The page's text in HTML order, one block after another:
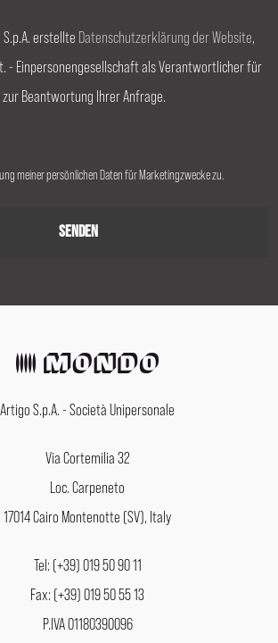
erstellte Datenschutzerklärung der Website,
- Einpersonengesellschaft als Verantwortlicher für
Beantwortung Ihrer Anfrage.
meiner persönlichen Daten für Marketingzwecke zu.
Artigo S.p.A. - Società Unipersonale
Via Cortemilia 32
Loc. Carpeneto
17014 Cairo Montenotte (SV), Italy
Tel: (+39) 019 50 90 11
Fax: (+39) 019 50 55 13
P.IVA 01180390096